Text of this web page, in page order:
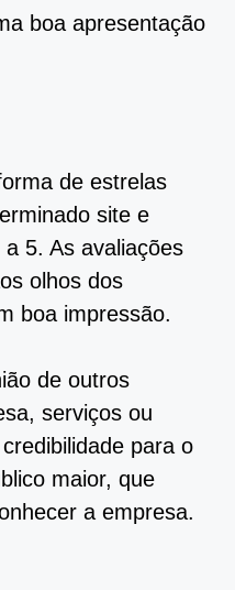
boa apresentação
de estrelas
site e
5. As avaliações
olhos dos
boa impressão.
de outros
serviços ou
para o
maior, que
a empresa.